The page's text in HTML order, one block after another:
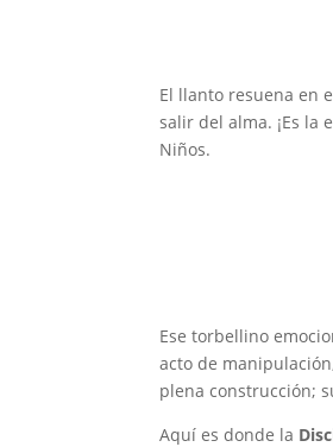
El llanto resuena en
salir del alma. ¡Es la
Niños.
Ese torbellino
acto de
plena construcción;
Aquí es donde la